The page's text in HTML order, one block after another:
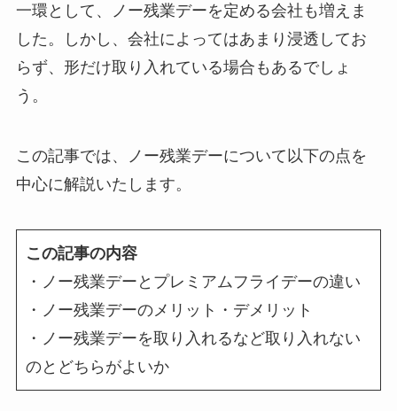
一環として、ノー残業デーを定める会社も増えま
した。しかし、会社によってはあまり浸透してお
らず、形だけ取り入れている場合もあるでしょ
う。
この記事では、ノー残業デーについて以下の点を
中心に解説いたします。
この記事の内容
・ノー残業デーとプレミアムフライデーの違い
・ノー残業デーのメリット・デメリット
・ノー残業デーを取り入れるなど取り入れない
のとどちらがよいか